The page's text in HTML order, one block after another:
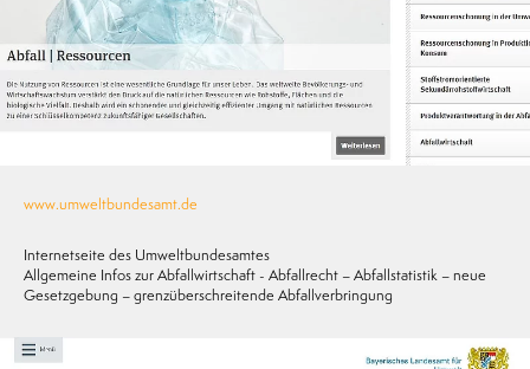
www.umweltbundesamt.de
Internetseite des Umweltbundesamtes
Allgemeine Infos zur Abfallwirtschaft - Abfallrecht – Abfallstatistik – neue
Gesetzgebung – grenzüberschreitende Abfallverbringung